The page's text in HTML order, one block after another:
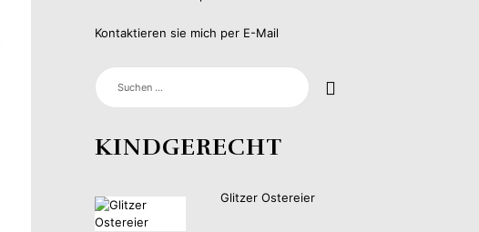
Kontaktieren sie mich per E-Mail
SUCHEN
NACH:
KINDGERECHT
Glitzer Ostereier